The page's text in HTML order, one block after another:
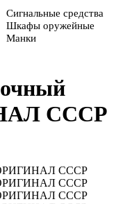
Сигнальные средства
Шкафы оружейные
Манки
СССР